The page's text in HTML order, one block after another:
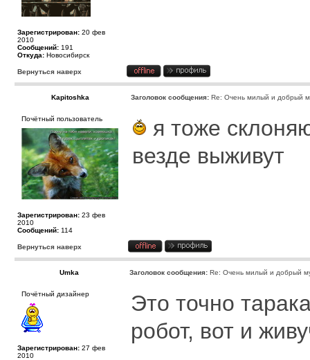
Зарегистрирован: 20 фев
2010
Сообщений: 191
Откуда: Новосибирск
Вернуться наверх
Kapitoshka Заголовок сообщения: Re: Очень милый и добрый
Почётный пользователь
Зарегистрирован: 23 фев
2010
Сообщений: 114
я тоже
везде выживут
Вернуться наверх
Umka Заголовок сообщения: Re: Очень милый и добрый
Почётный дизайнер
Зарегистрирован: 27 фев
2010
Это точно
робот, вот и